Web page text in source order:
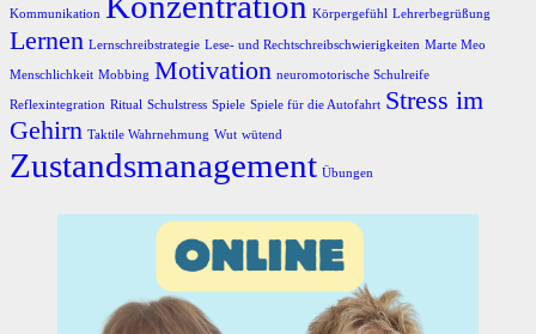
Kommunikation Körpergefühl Lehrerbegrüßung
Lernen Lernschreibstrategie Lese- und Rechtschreibschwierigkeiten Marte Meo
Menschlichkeit Mobbing Motivation neuromotorische Schulreife
Reflexintegration Ritual Schulstress Spiele Spiele für die Autofahrt Stress im
Gehirn Taktile Wahrnehmung Wut wütend
Zustandsmanagement Übungen